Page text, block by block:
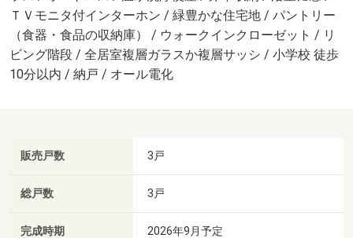
ＴＶモニタ付インターホン / 緑豊かな住宅地 / パントリー
（食器・食品の収納庫） / ウォークインクローゼット / リ
ビング階段 / 全居室複層ガラスか複層サッシ / 小学校 徒歩
10分以内 / 納戸 / オール電化
販売戸数 3戸
総戸数 3戸
完成時期 2026年9月予定